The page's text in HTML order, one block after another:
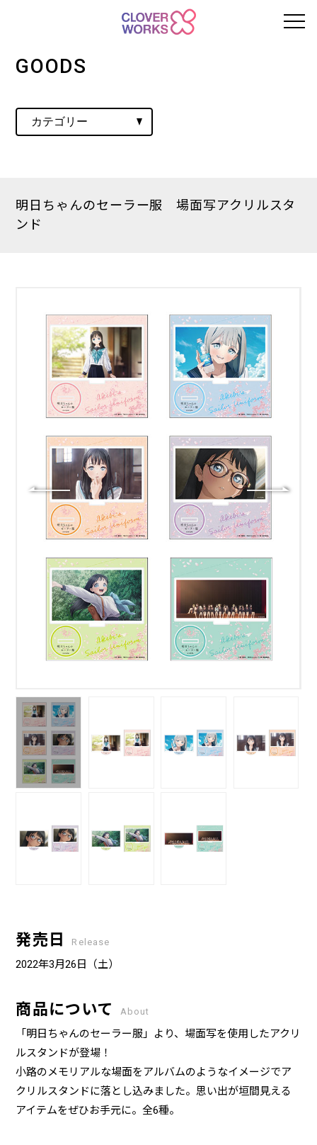
GOODS
明日ちゃんのセーラー服 場面写アクリルスタ
ンド
発売日 Release
2022年3月26日（土）
商品について About
「明日ちゃんのセーラー服」より、場面写を使用したアクリ
ルスタンドが登場！
小路のメモリアルな場面をアルバムのようなイメージでア
クリルスタンドに落とし込みました。思い出が垣間見える
アイテムをぜひお手元に。全6種。